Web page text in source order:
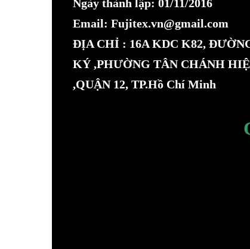
Ngày thành lập: 01/11/2016
Email: Fujitex.vn@gmail.com
ĐỊA CHỈ : 16A KDC K82,
KÝ ,PHƯỜNG TÂN CHÁNH
,QUẬN 12, TP.Hồ Chí Minh